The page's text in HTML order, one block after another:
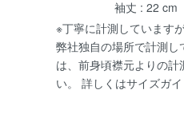
袖丈 : 22 cm
※丁寧に計測しています
弊社独自の場所で計測
は、前身頃襟元よりの
い。 詳しくはサイズガイ